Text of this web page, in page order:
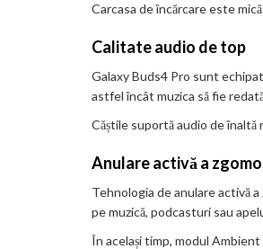
Carcasa de încărcare este
Calitate audio de top
Galaxy Buds4 Pro sunt
astfel încât muzica să fie
Căștile suportă audio de
Anulare activă a
Tehnologia de anulare activă
pe muzică, podcasturi sau
În același timp, modul